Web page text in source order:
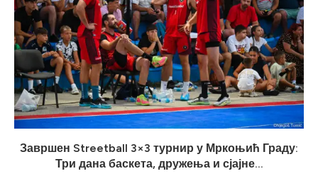
Завршен Streetball 3×3 турнир у Мркоњић Граду:
Три дана баскета, дружења и сјајне...